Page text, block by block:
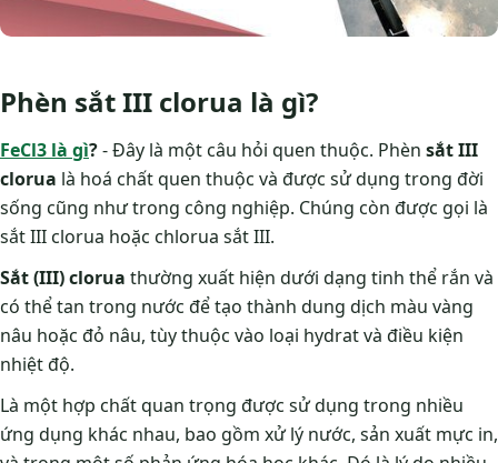
Phèn sắt III clorua là gì?
FeCl3 là gì?- Đây là một câu hỏi quen thuộc. Phèn sắt III
clorua là hoá chất quen thuộc và được sử dụng trong đời
sống cũng như trong công nghiệp. Chúng còn được gọi là
sắt III clorua hoặc chlorua sắt III.
Sắt (III) clorua thường xuất hiện dưới dạng tinh thể rắn và
có thể tan trong nước để tạo thành dung dịch màu vàng
nâu hoặc đỏ nâu, tùy thuộc vào loại hydrat và điều kiện
nhiệt độ.
Là một hợp chất quan trọng được sử dụng trong nhiều
ứng dụng khác nhau, bao gồm xử lý nước, sản xuất mực in,